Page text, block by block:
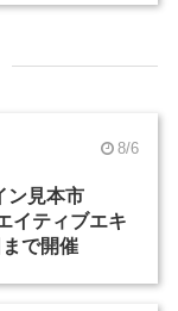
8/6
ン見本市
イティブエキ
で開催